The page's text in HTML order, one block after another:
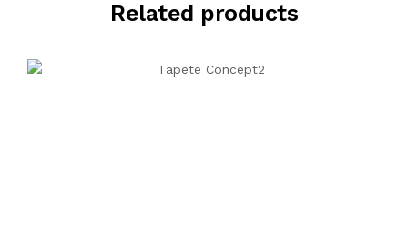
Related products